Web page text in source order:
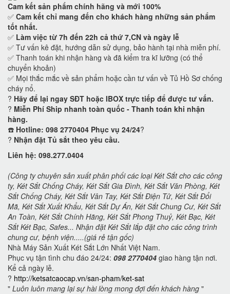
Cam kết sản phẩm chính hãng và mới 100%
✅ Cam kết chỉ mang đến cho khách hàng những sản phẩm
tốt nhất.
✅ Làm việc từ 7h đến 22h cả thứ 7,CN và ngày lễ
✅ Tư vấn kê đặt, hướng dẫn sử dụng, bảo hành tại nhà miễn phí.
✅ Thanh toán khi nhận hàng và đã kiểm tra kĩ lưỡng (có thể
chuyển khoản)
✅ Mọi thắc mắc về sản phẩm hoặc cần tư vấn về Tủ Hồ Sơ chống
cháy nổ.
? Hãy để lại ngay SĐT hoặc IBOX trực tiếp để được tư vấn.
? Miễn Phí Ship nhanh toàn quốc - Thanh toán khi nhận
hàng.
☎️ Hotline: 098 2770404 Phục vụ 24/24?
? Nhận đặt Tủ sắt theo yêu cầu.
Liên hệ: 098.277.0404
(Công ty chuyên sản xuất phân phối các loại Két Sắt cho các công
ty, Két Sắt Chống Cháy, Két Sắt Gia Đình, Két Sắt Văn Phòng, Két
Sắt Chống Cháy, Két Sắt Vân Tay, Két Sắt Điện Tử, Két Sắt Đổi
Mã, Két Sắt Xuất Khẩu, Két Sắt Dự Án, Két Sắt Chung Cư, Két Sắt
An Toàn, Két Sắt Chính Hãng, Két Sắt Phong Thuỷ, Két Bạc, Két
Sắt Két Bạc, Safes... Nhận đặt Két Sắt lắp đặt cho các công trình
chung cư, bệnh viện.....(giá rẻ tận gốc)
Nhà Máy Sản Xuất Két Sắt Lớn Nhất Việt Nam.
Phục vụ tận tình chu đáo 24/24: 098 2770404 giao hàng tận nơi.
Kể cả ngày lễ.
? http://ketsatcaocap.vn/san-pham/ket-sat
" Luôn luôn mang lại sự hài lòng mong đợi đến khách hàng "